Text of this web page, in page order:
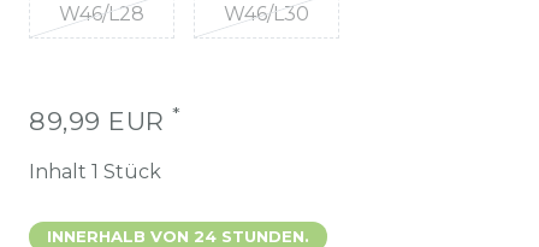
W46/L28 W46/L30
89,99 EUR *
Inhalt 1 Stück
INNERHALB VON 24 STUNDEN.